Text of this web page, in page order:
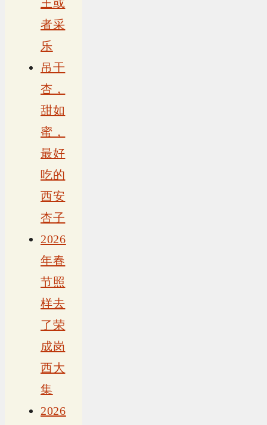
王或
者采
乐
吊干
杏，
甜如
蜜，
最好
吃的
西安
杏子
2026
年春
节照
样去
了荣
成岗
西大
集
2026